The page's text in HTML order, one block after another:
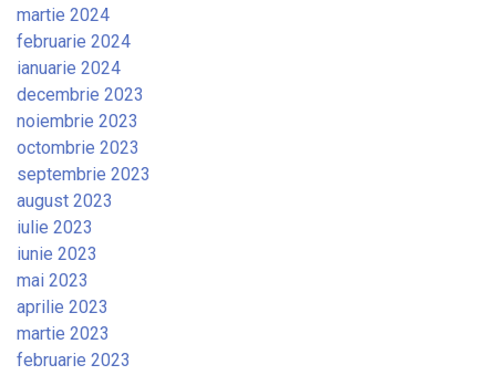
martie 2024
februarie 2024
ianuarie 2024
decembrie 2023
noiembrie 2023
octombrie 2023
septembrie 2023
august 2023
iulie 2023
iunie 2023
mai 2023
aprilie 2023
martie 2023
februarie 2023